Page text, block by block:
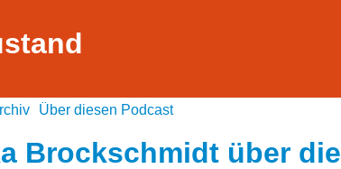
Über diesen Podcast
Brockschmidt über die